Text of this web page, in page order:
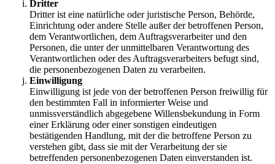
Dritter
Dritter ist eine natürliche oder juristische Person, Behörde,
Einrichtung oder andere Stelle außer der betroffenen Person,
dem Verantwortlichen, dem Auftragsverarbeiter und den
Personen, die unter der unmittelbaren Verantwortung des
Verantwortlichen oder des Auftragsverarbeiters befugt sind,
die personenbezogenen Daten zu verarbeiten.
Einwilligung
Einwilligung ist jede von der betroffenen Person freiwillig für
den bestimmten Fall in informierter Weise und
unmissverständlich abgegebene Willensbekundung in Form
einer Erklärung oder einer sonstigen eindeutigen
bestätigenden Handlung, mit der die betroffene Person zu
verstehen gibt, dass sie mit der Verarbeitung der sie
betreffenden personenbezogenen Daten einverstanden ist.